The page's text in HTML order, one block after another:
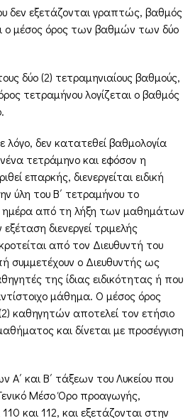
δεν εξετάζονται γραπτώς, βαθμός
ο μέσος όρος των βαθμών των δύο
δύο (2) τετραμηνιαίους βαθμούς,
τετραμήνου λογίζεται ο βαθμός
λόγο, δεν κατατεθεί βαθμολογία
τετράμηνο και εφόσον η
επαρκής, διενεργείται ειδική
ύλη του Β΄ τετραμήνου το
ημέρα από τη λήξη των μαθημάτων
διενεργεί τριμελής
από τον Διευθυντή του
συμμετέχουν ο Διευθυντής ως
της ίδιας ειδικότητας ή που
μάθημα. Ο μέσος όρος
καθηγητών αποτελεί τον ετήσιο
και δίνεται με προσέγγιση
Α΄ και Β΄ τάξεων του Λυκείου που
Μέσο Όρο προαγωγής,
και 112, και εξετάζονται στην